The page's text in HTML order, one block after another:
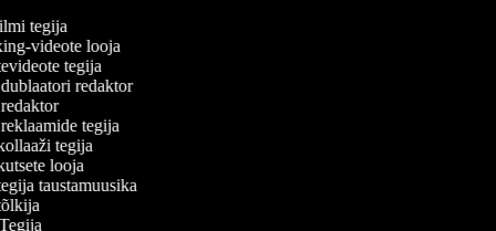
tegija
videote looja
tegija
redaktor
tegija
tegija
looja
taustamuusika